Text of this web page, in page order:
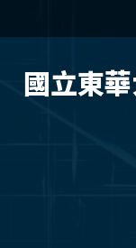
至
國立東